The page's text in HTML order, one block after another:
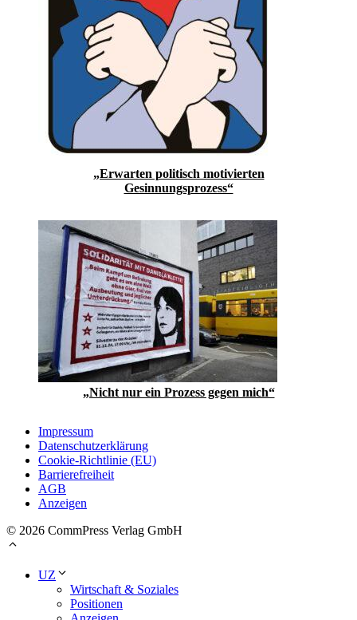
„Erwarten politisch motivierten
Gesinnungsprozess“
„Nicht nur ein Prozess gegen mich“
Impressum
Datenschutzerklärung
Cookie-Richtlinie (EU)
Barrierefreiheit
AGB
Anzeigen
© 2026 CommPress Verlag GmbH
UZ
Wirtschaft & Soziales
Positionen